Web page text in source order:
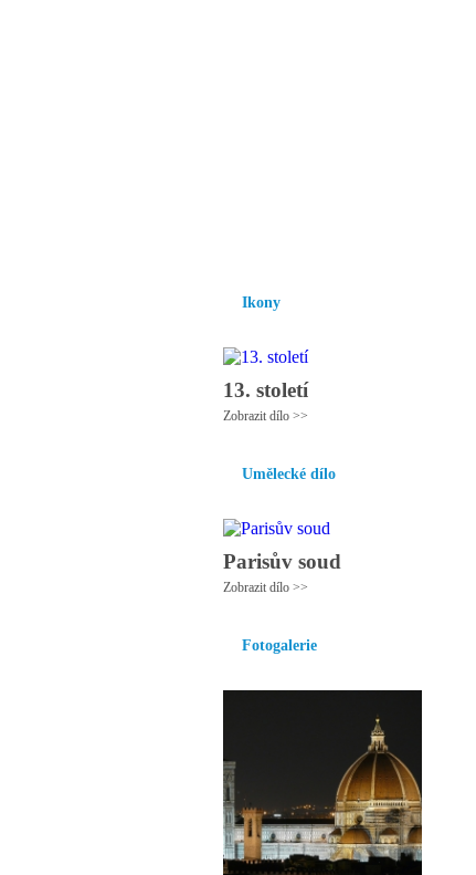
Ikony
13. století
Zobrazit dílo >>
Umělecké dílo
Parisův soud
Zobrazit dílo >>
Fotogalerie